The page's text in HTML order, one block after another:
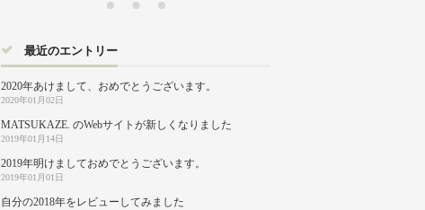
最近のエントリー
2020年あけまして、おめでとうございます。
2020年01月02日
MATSUKAZE. のWebサイトが新しくなりました
2019年01月14日
2019年明けましておめでとうございます。
2019年01月01日
自分の2018年をレビューしてみました